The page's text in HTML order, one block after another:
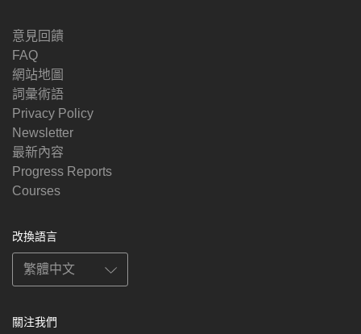
意見回饋
FAQ
網站地圖
詞彙術語
Privacy Policy
Newsletter
最新內容
Progress Reports
Courses
改換語言
關注我們